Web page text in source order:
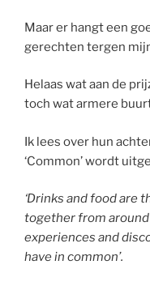
Maar er hangt een
gerechten tergen
Helaas wat aan de
toch wat armere
Ik lees over hun
‘Common’ wordt
‘Drinks and food are
together from
experiences and
have in common’.